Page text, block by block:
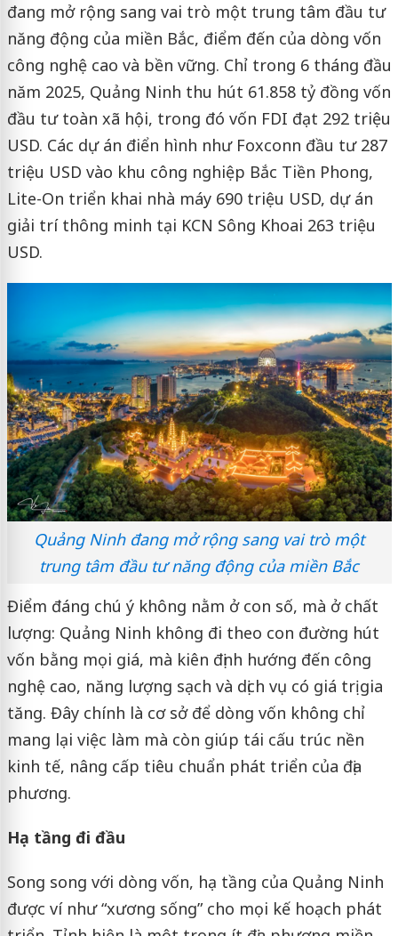
đang mở rộng sang vai trò một trung tâm đầu tư
năng động của miền Bắc, điểm đến của dòng vốn
công nghệ cao và bền vững. Chỉ trong 6 tháng đầu
năm 2025, Quảng Ninh thu hút 61.858 tỷ đồng vốn
đầu tư toàn xã hội, trong đó vốn FDI đạt 292 triệu
USD. Các dự án điển hình như Foxconn đầu tư 287
triệu USD vào khu công nghiệp Bắc Tiền Phong,
Lite-On triển khai nhà máy 690 triệu USD, dự án
giải trí thông minh tại KCN Sông Khoai 263 triệu
USD.
Quảng Ninh đang mở rộng sang vai trò một
trung tâm đầu tư năng động của miền Bắc
Điểm đáng chú ý không nằm ở con số, mà ở chất
lượng: Quảng Ninh không đi theo con đường hút
vốn bằng mọi giá, mà kiên định hướng đến công
nghệ cao, năng lượng sạch và dịch vụ có giá trị gia
tăng. Đây chính là cơ sở để dòng vốn không chỉ
mang lại việc làm mà còn giúp tái cấu trúc nền
kinh tế, nâng cấp tiêu chuẩn phát triển của địa
phương.
Hạ tầng đi đầu
Song song với dòng vốn, hạ tầng của Quảng Ninh
được ví như “xương sống” cho mọi kế hoạch phát